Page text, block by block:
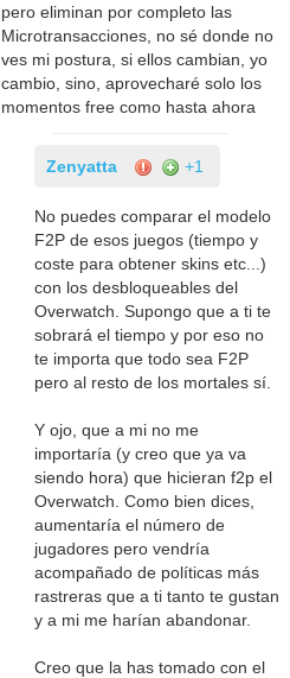
pero eliminan por completo las
Microtransacciones, no sé donde no
ves mi postura, si ellos cambian, yo
cambio, sino, aprovecharé solo los
momentos free como hasta ahora
Zenyatta +1
No puedes comparar el modelo
F2P de esos juegos (tiempo y
coste para obtener skins etc...)
con los desbloqueables del
Overwatch. Supongo que a ti te
sobrará el tiempo y por eso no
te importa que todo sea F2P
pero al resto de los mortales sí.
Y ojo, que a mi no me
importaría (y creo que ya va
siendo hora) que hicieran f2p el
Overwatch. Como bien dices,
aumentaría el número de
jugadores pero vendría
acompañado de políticas más
rastreras que a ti tanto te gustan
y a mi me harían abandonar.
Creo que la has tomado con el